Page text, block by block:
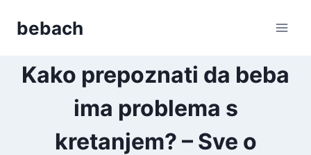
bebach
Kako prepoznati da beba
ima problema s
kretanjem? – Sve o